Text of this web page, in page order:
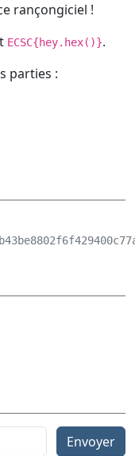
rançongiciel !
ECSC{hey.hex()}.
parties :
Envoyer